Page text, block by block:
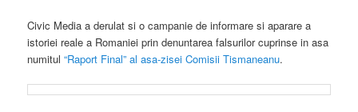
Civic Media a derulat si o campanie de informare si aparare a
istoriei reale a Romaniei prin denuntarea falsurilor cuprinse in asa
numitul“Raport Final” al asa-zisei Comisii Tismaneanu.